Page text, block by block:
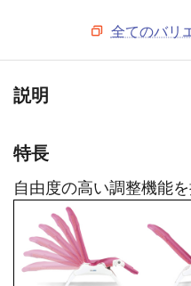
全てのバリ
説明
特長
自由度の高い調整機能